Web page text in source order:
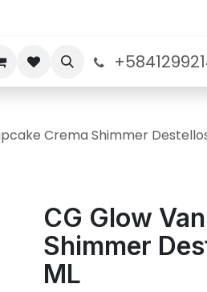
Sobre nosotros
Crema Shimmer
CG Glow
Shimmer
ML